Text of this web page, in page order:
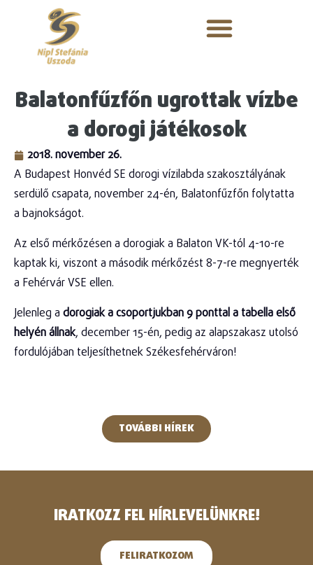
Balatonfűzfőn ugrottak vízbe
a dorogi játékosok
2018. november 26.
A Budapest Honvéd SE dorogi vízilabda szakosztályának
serdülő csapata, november 24-én, Balatonfűzfőn folytatta
a bajnokságot.
Az első mérkőzésen a dorogiak a Balaton VK-tól 4-10-re
kaptak ki, viszont a második mérkőzést 8-7-re megnyerték
a Fehérvár VSE ellen.
Jelenleg a dorogiak a csoportjukban 9 ponttal a tabella első
helyén állnak, december 15-én, pedig az alapszakasz utolsó
fordulójában teljesíthetnek Székesfehérváron!
TOVÁBBI HÍREK
IRATKOZZ FEL HÍRLEVELÜNKRE!
FELIRATKOZOM